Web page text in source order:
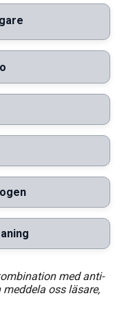
med anti-
oss läsare,